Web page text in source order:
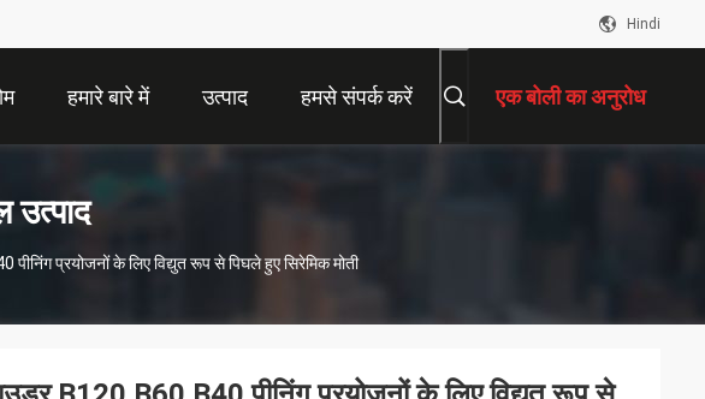
Hindi
हमारे बारे में उत्पाद हमसे संपर्क करें एक बोली का अनुरोध
उत्पाद
प्रयोजनों के लिए विद्युत रूप से पिघले हुए सिरेमिक मोती